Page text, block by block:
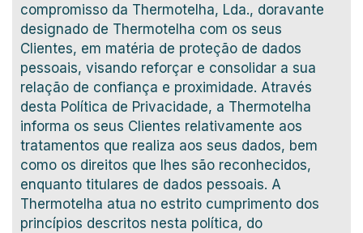
compromisso da Thermotelha, Lda., doravante
designado de Thermotelha com os seus
Clientes, em matéria de proteção de dados
pessoais, visando reforçar e consolidar a sua
relação de confiança e proximidade. Através
desta Política de Privacidade, a Thermotelha
informa os seus Clientes relativamente aos
tratamentos que realiza aos seus dados, bem
como os direitos que lhes são reconhecidos,
enquanto titulares de dados pessoais. A
Thermotelha atua no estrito cumprimento dos
princípios descritos nesta política, do